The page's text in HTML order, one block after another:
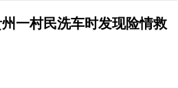
一村民洗车时发现险情救